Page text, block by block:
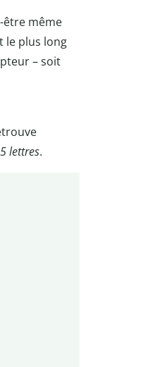
être même
le plus long
– soit
lettres.